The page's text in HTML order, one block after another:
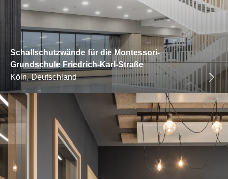
Schallschutzwände für die Montessori-
Grundschule Friedrich-Karl-Straße
Köln, Deutschland